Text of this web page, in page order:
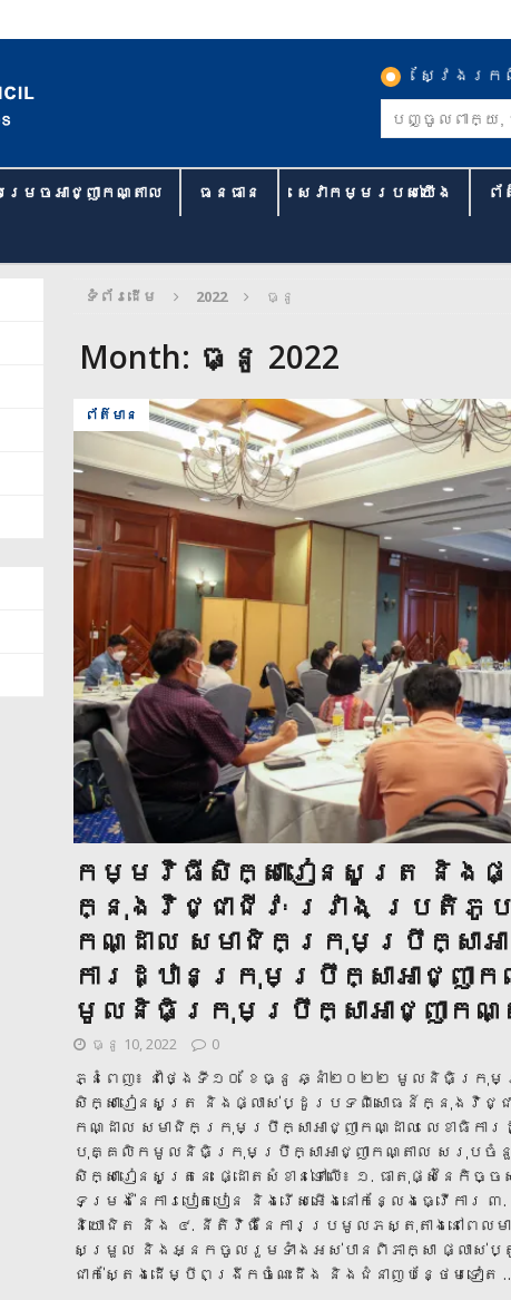
ស្វែងរក
រេចអាជ្ញាកណ្តាល ធនធាន សេវាកម្មរបស់យើង ព័
ទំព័រដើម 2022 ធ្នូ
Month: ធ្នូ 2022
ព័ត៌មាន
កម្មវិធីសិក្សារៀនសូត្រ និង
ក្នុងវិជ្ជាជីវៈ រវាង ប្រតិភូប
កណ្ដាល សមាជិកក្រុមប្រឹក្សាអា
ការដ្ឋានក្រុមប្រឹក្សាអាជ្ញ
មូលនិធិក្រុមប្រឹក្សាអាជ្ញាកណ្
ធ្នូ 10, 2022 0
ភ្នំពេញ៖ នាថ្ងៃទី១០ ខែធ្នូ ឆ្នាំ២០២២ មូលនិធិក្រុម
សិក្សារៀនសូត្រ និងផ្លាស់ប្ដូរបទពិសោធន៍ក្នុងវិជ្ជា
កណ្ដាល សមាជិកក្រុមប្រឹក្សាអាជ្ញាកណ្ដាល លេខាធិកា
បុគ្គលិកមូលនិធិក្រុមប្រឹក្សាអាជ្ញាកណ្តាល សរុបចំ
សិក្សារៀនសូត្រនេះ ផ្ដោតសំខាន់ទៅលើ៖ ១. ធាតុផ្សំនៃកិ
ទម្រង់នៃការបៀតបៀន និងរើសអើងនៅកន្លែងធ្វើកា
និយោជិត និង ៤. នីតិវិធីនៃការប្រមូលភស្តុតាងនៅពេល
សម្រួល និងអ្នកចូលរួមទាំងអស់បានពិភាក្សា ផ្លាស់
ជាក់ស្តែងដើម្បីពង្រីកចំណេះដឹង និងជំនាញបន្ថែមទៀត